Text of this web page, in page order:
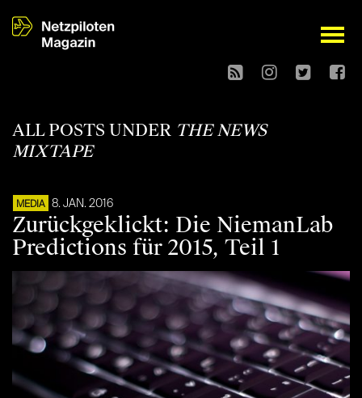
open
ALL POSTS UNDER THE NEWS
MIXTAPE
MEDIA 8. JAN. 2016
Zurückgeklickt: Die NiemanLab
Predictions für 2015, Teil 1